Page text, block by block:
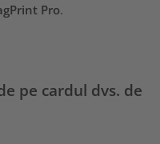
Pro.
pe cardul dvs. de